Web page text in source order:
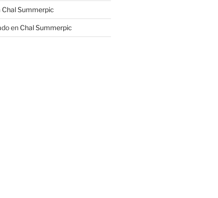
Chal Summerpic
en Chal Summerpic